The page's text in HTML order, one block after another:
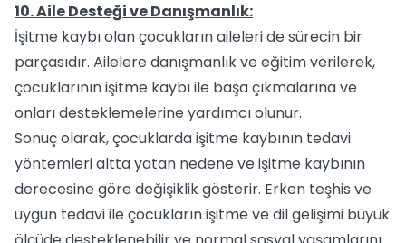
10. Aile Desteği ve Danışmanlık:
İşitme kaybı olan çocukların aileleri de sürecin bir
parçasıdır. Ailelere danışmanlık ve eğitim verilerek,
çocuklarının işitme kaybı ile başa çıkmalarına ve
onları desteklemelerine yardımcı olunur.
Sonuç olarak, çocuklarda işitme kaybının tedavi
yöntemleri altta yatan nedene ve işitme kaybının
derecesine göre değişiklik gösterir. Erken teşhis ve
uygun tedavi ile çocukların işitme ve dil gelişimi büyük